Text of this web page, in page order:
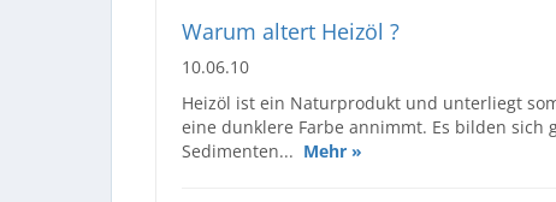
Warum altert Heizöl ?
10.06.10
Heizöl ist ein Naturprodukt und unterliegt
eine dunklere Farbe annimmt. Es bilden
Sedimenten... Mehr »